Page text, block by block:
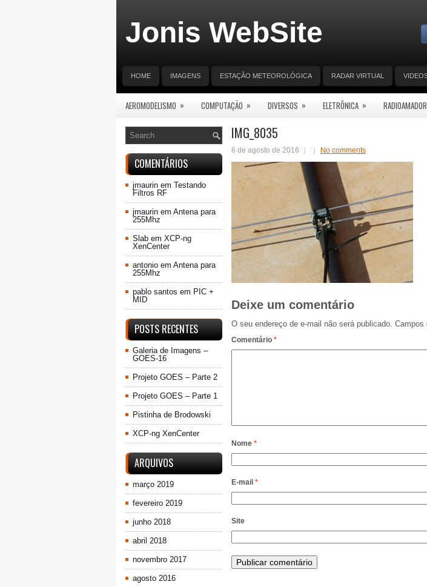
Jonis WebSite
HOME IMAGENS ESTAÇÃO METEOROLÓGICA RADAR VIRTUAL
AEROMODELISMO » COMPUTAÇÃO » DIVERSOS » ELETRÔNICA » RADIOAMADOR
IMG_8035
6 de agosto de 2016 No comments
Deixe um comentário
O seu endereço de e-mail não será publicado. Campos
Comentário *
Nome *
E-mail *
Site
COMENTÁRIOS
jmaurin em Testando
Filtros RF
jmaurin em Antena para
255Mhz
Slab em XCP-ng
XenCenter
antonio em Antena para
255Mhz
pablo santos em PIC +
MID
POSTS RECENTES
Galeria de Imagens –
GOES-16
Projeto GOES – Parte 2
Projeto GOES – Parte 1
Pistinha de Brodowski
XCP-ng XenCenter
ARQUIVOS
março 2019
fevereiro 2019
junho 2018
abril 2018
novembro 2017
agosto 2016